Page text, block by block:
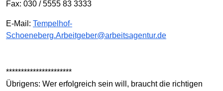
Fax: 030 / 5555 83 3333
E-Mail: Tempelhof-
Schoeneberg.Arbeitgeber@arbeitsagentur.de
**********************
Übrigens: Wer erfolgreich sein will, braucht die richtigen